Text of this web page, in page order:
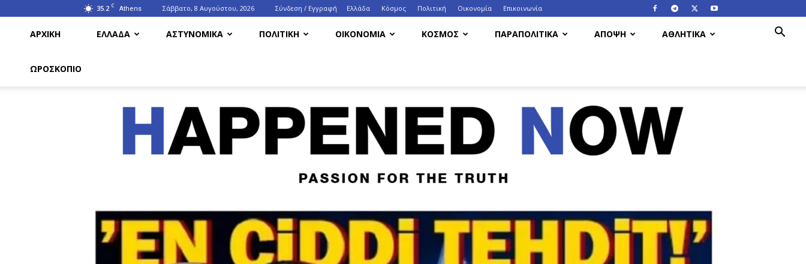
35.2 C Athens Σάββατο, 8 Αυγούστου, 2026 Σύνδεση / Εγγραφή Ελλάδα Κόσμος Πολιτική Οικονομία Eπικοινωνία
ΑΡΧΙΚΗ ΕΛΛΑΔΑ ΑΣΤΥΝΟΜΙΚΑ ΠΟΛΙΤΙΚΗ ΟΙΚΟΝΟΜΙΑ ΚΟΣΜΟΣ ΠΑΡΑΠΟΛΙΤΙΚΑ ΑΠΟΨΗ ΑΘΛΗΤΙΚΑ
ΩΡΟΣΚΟΠΙΟ
HappenedNow.gr